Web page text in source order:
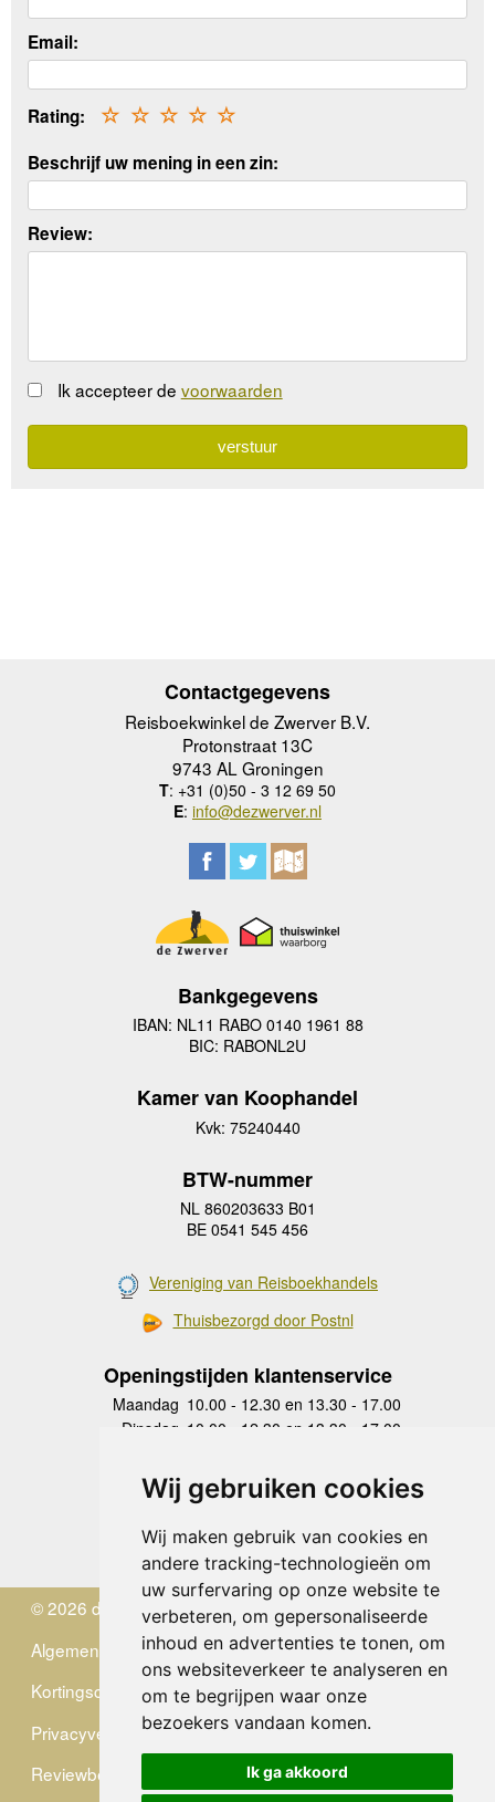
Wij gebruiken cookies
Wij maken gebruik van cookies en
andere tracking-technologieën om
uw surfervaring op onze website te
verbeteren, om gepersonaliseerde
inhoud en advertenties te tonen, om
ons websiteverkeer te analyseren en
om te begrijpen waar onze
bezoekers vandaan komen.
Ik ga akkoord
Email:
Rating: ☆
☆
☆
☆
☆
Beschrijf uw mening in een zin:
Review:
Ik accepteer de voorwaarden
Contactgegevens
Reisboekwinkel de Zwerver B.V.
Protonstraat 13C
9743 AL Groningen
T: +31 (0)50 - 3 12 69 50
E: info@dezwerver.nl
Bankgegevens
IBAN: NL11 RABO 0140 1961 88
BIC: RABONL2U
Kamer van Koophandel
Kvk: 75240440
BTW-nummer
NL 860203633 B01
BE 0541 545 456
Vereniging van Reisboekhandels
Thuisbezorgd door Postnl
Openingstijden klantenservice
Maandag 10.00 - 12.30 en 13.30 - 17.00
Dinsdag 10.00 - 12.30 en 13.30 - 17.00
Donderdag
10.00 - 12.30 en 13.30 - 17.00
Vrijdag 10.00 - 12.30 en 13.30 - 17.00
Zaterdag
gesloten
Zondag gesloten
© 2026 de Zwerver
Algemene Voorwaarden
Kortingscode
Privacyverklaring
Reviewbeleid